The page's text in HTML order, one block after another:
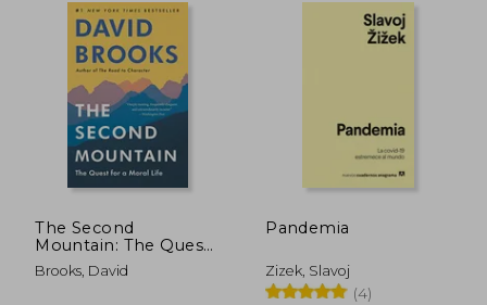
55%
dcto. S/ 76,62
The Second
Mountain: The Quest
for a Moral Life (en
Inglés)
Brooks, David
Pandemia
Zizek, Slavoj
(4)